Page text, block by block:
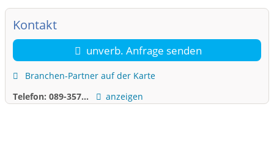
Kontakt
unverb. Anfrage senden
Branchen-Partner auf der Karte
Telefon: 089-357... anzeigen